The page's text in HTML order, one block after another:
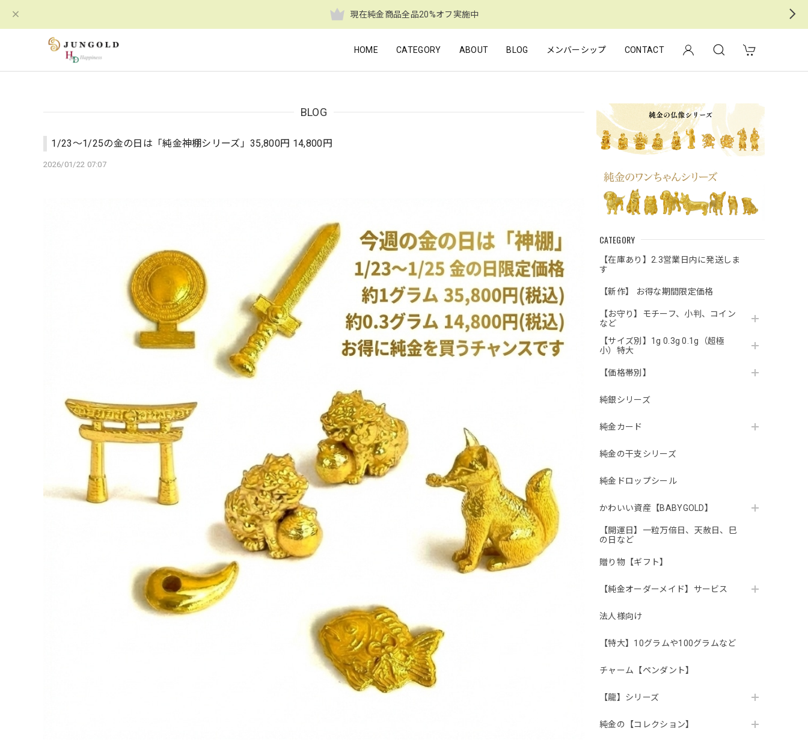
現在純金商品全品20%オフ実施中
HOME CATEGORY ABOUT BLOG メンバーシップ CONTACT
CATEGORY
【在庫あり】2.3営業日内に発送しま
す
【新作】 お得な期間限定価格
【お守り】モチーフ、小判、コイン
など
【サイズ別】1g 0.3g 0.1g（超極
小）特大
【価格帯別】
純銀シリーズ
純金カード
純金の干支シリーズ
純金ドロップシール
かわいい資産【BABYGOLD】
【開運日】一粒万倍日、天赦日、巳
の日など
贈り物【ギフト】
【純金オーダーメイド】サービス
法人様向け
【特大】10グラムや100グラムなど
チャーム【ペンダント】
【龍】シリーズ
純金の【コレクション】
BLOG
1/23〜1/25の金の日は「純金神棚シリーズ」35,800円 14,800円
2026/01/22 07:07